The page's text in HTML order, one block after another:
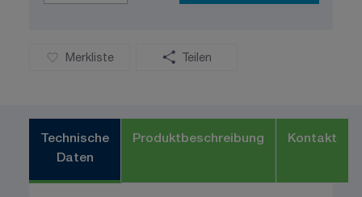
Merkliste Teilen
Technische
Daten
Produktbeschreibung Kontakt